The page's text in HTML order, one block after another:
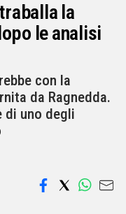
la
le analisi
con la
da Ragnedda.
di uno degli